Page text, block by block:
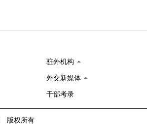
驻外机构
外交新媒体
干部考录
版权所有